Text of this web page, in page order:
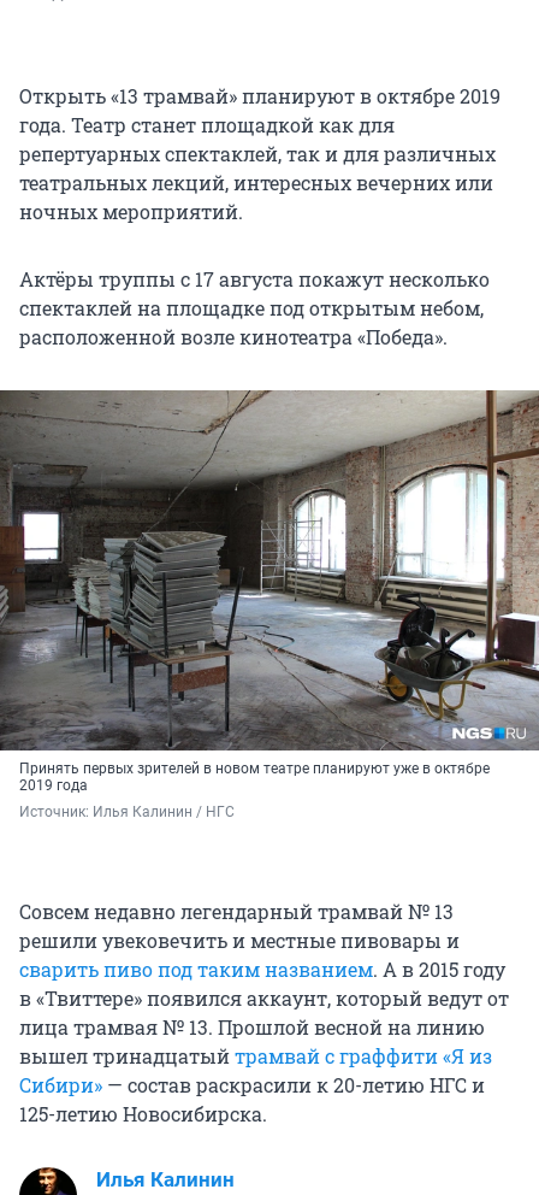
Открыть «13 трамвай» планируют в октябре 2019
года. Театр станет площадкой как для
репертуарных спектаклей, так и для различных
театральных лекций, интересных вечерних или
ночных мероприятий.
Актёры труппы с 17 августа покажут несколько
спектаклей на площадке под открытым небом,
расположенной возле кинотеатра «Победа».
Принять первых зрителей в новом театре планируют уже в октябре
2019 года
Источник: Илья Калинин / НГС
Совсем недавно легендарный трамвай № 13
решили увековечить и местные пивовары и
сварить пиво под таким названием. А в 2015 году
в «Твиттере» появился аккаунт, который ведут от
лица трамвая № 13. Прошлой весной на линию
вышел тринадцатыйтрамвай с граффити «Я из
Сибири» — состав раскрасили к 20-летию НГС и
125-летию Новосибирска.
Илья Калинин